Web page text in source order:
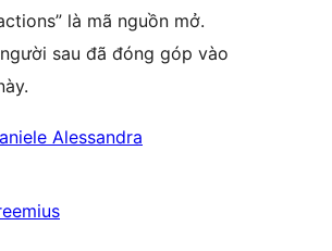
là mã nguồn mở.
sau đã đóng góp vào
Alessandra